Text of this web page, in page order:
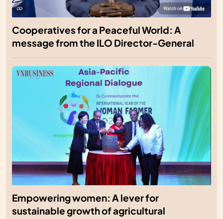
Cooperatives for a Peaceful World: A
message from the ILO Director-General
Empowering women: A lever for
sustainable growth of agricultural